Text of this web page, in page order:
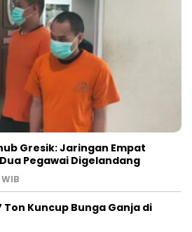
Gresik: Jaringan Empat
Pegawai Digelandang
Ton Kuncup Bunga Ganja di